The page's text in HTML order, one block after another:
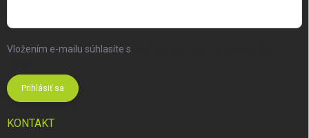
Vložením e-mailu súhlasíte s
Prihlásiť sa
KONTAKT